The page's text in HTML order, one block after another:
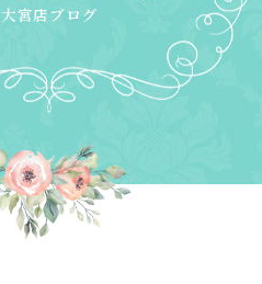
大宮店ブログ